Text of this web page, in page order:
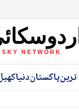
NETWORK
ترینپاکستاندنیا